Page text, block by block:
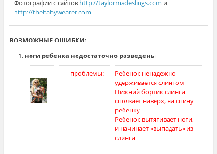
Фотографии с сайтов http://taylormadeslings.com и
http://thebabywearer.com
ВОЗМОЖНЫЕ ОШИБКИ:
ноги ребенка недостаточно разведены
проблемы:
Ребенок ненадежно
удерживается слингом
Нижний бортик слинга
сползает наверх, на спину
ребенку
Ребенок вытягивает ноги,
и начинает «выпадать» из
слинга